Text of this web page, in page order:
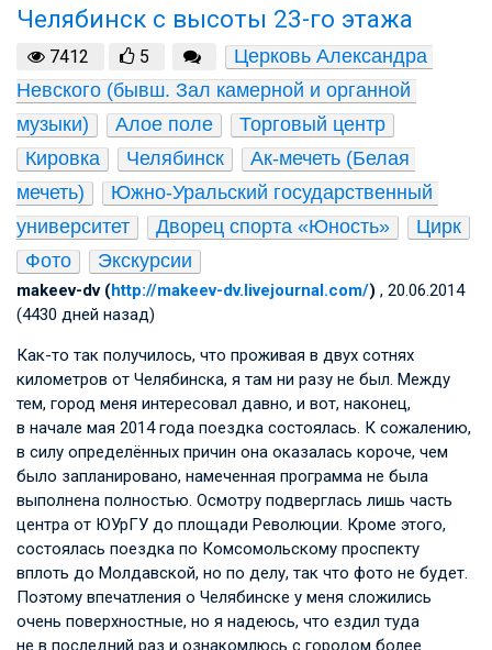
Челябинск с высоты 23-го этажа
7412 5
Церковь Александра
Невского (бывш. Зал камерной и органной
музыки)
Алое поле
Торговый центр
Кировка
Челябинск
Ак-мечеть (Белая
мечеть)
Южно-Уральский государственный
университет
Дворец спорта «Юность»
Цирк
Фото
Экскурсии
makeev-dv (http://makeev-dv.livejournal.com/) , 20.06.2014
(4430 дней назад)
Как-то так получилось, что проживая в двух сотнях
километров от Челябинска, я там ни разу не был. Между
тем, город меня интересовал давно, и вот, наконец,
в начале мая 2014 года поездка состоялась. К сожалению,
в силу определённых причин она оказалась короче, чем
было запланировано, намеченная программа не была
выполнена полностью. Осмотру подверглась лишь часть
центра от ЮУрГУ до площади Революции. Кроме этого,
состоялась поездка по Комсомольскому проспекту
вплоть до Молдавской, но по делу, так что фото не будет.
Поэтому впечатления о Челябинске у меня сложились
очень поверхностные, но я надеюсь, что ездил туда
не в последний раз и ознакомлюсь с городом более